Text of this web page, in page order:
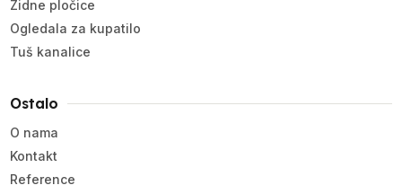
Zidne pločice
Ogledala za kupatilo
Tuš kanalice
Ostalo
O nama
Kontakt
Reference